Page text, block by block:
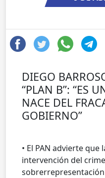
DIEGO
“PLAN B”: “ES
NACE DEL
GOBIERNO”
• El PAN advierte
intervención del